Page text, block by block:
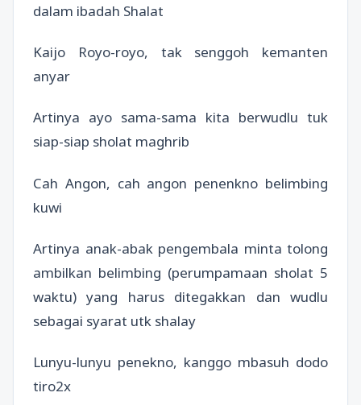
dalam ibadah Shalat
Kaijo Royo-royo, tak senggoh kemanten
anyar
Artinya ayo sama-sama kita berwudlu tuk
siap-siap sholat maghrib
Cah Angon, cah angon penenkno belimbing
kuwi
Artinya anak-abak pengembala minta tolong
ambilkan belimbing (perumpamaan sholat 5
waktu) yang harus ditegakkan dan wudlu
sebagai syarat utk shalay
Lunyu-lunyu penekno, kanggo mbasuh dodo
tiro2x